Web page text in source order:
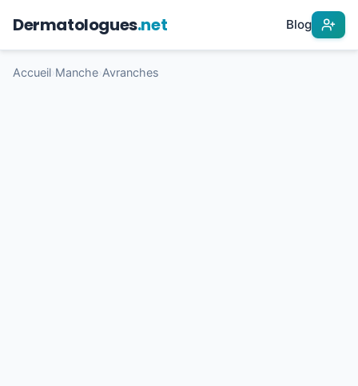
Dermatologues.net Blog
Accueil Manche Avranches